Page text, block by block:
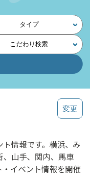
タイプ
こだわり検索
情報です。横浜、み
山手、関内、馬車
イベント情報を開催